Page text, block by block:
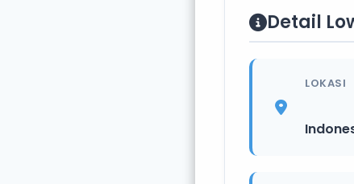
Detail
LOKASI